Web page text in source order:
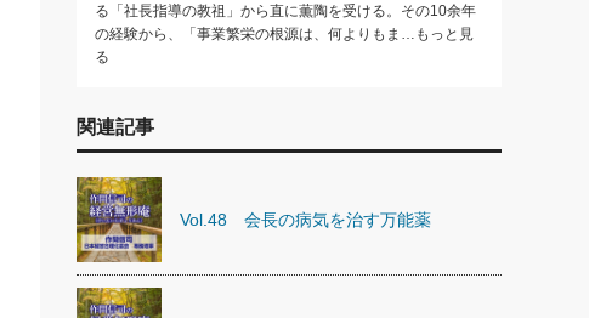
る「社長指導の教祖」から直に薫陶を受ける。その10余年
の経験から、「事業繁栄の根源は、何よりもま…もっと見
る
関連記事
Vol.48 会長の病気を治す万能薬